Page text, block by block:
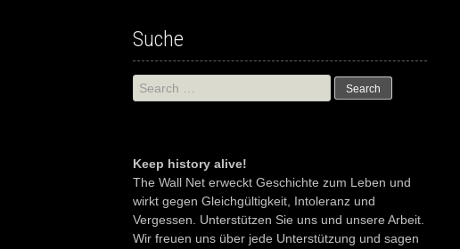
Suche
Search
for:
Keep history alive!
The Wall Net erweckt Geschichte zum Leben und
wirkt gegen Gleichgültigkeit, Intoleranz und
Vergessen. Unterstützen Sie uns und unsere Arbeit.
Wir freuen uns über jede Unterstützung und sagen